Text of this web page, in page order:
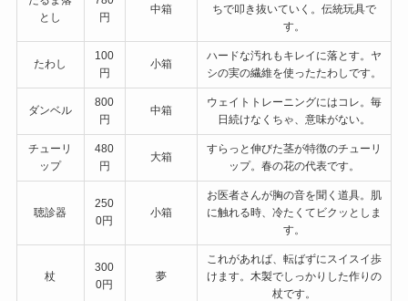
とし
円
中箱
ちで叩き抜いていく。伝統玩具で
す。
たわし
100
円
小箱
ハードな汚れもキレイに落とす。ヤ
シの実の繊維を使ったたわしです。
ダンベル
800
円
中箱
ウェイトトレーニングにはコレ。毎
日続けなくちゃ、意味がない。
チューリ
ップ
480
円
大箱
すらっと伸びた茎が特徴のチューリ
ップ。春の花の代表です。
聴診器
250
0円
小箱
お医者さんが胸の音を聞く道具。肌
に触れる時、冷たくてビクッとしま
す。
杖
300
0円
夢
これがあれば、転ばずにスイスイ歩
けます。木製でしっかりした作りの
杖です。